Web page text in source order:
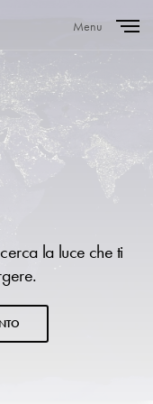
Menu
la luce che ti